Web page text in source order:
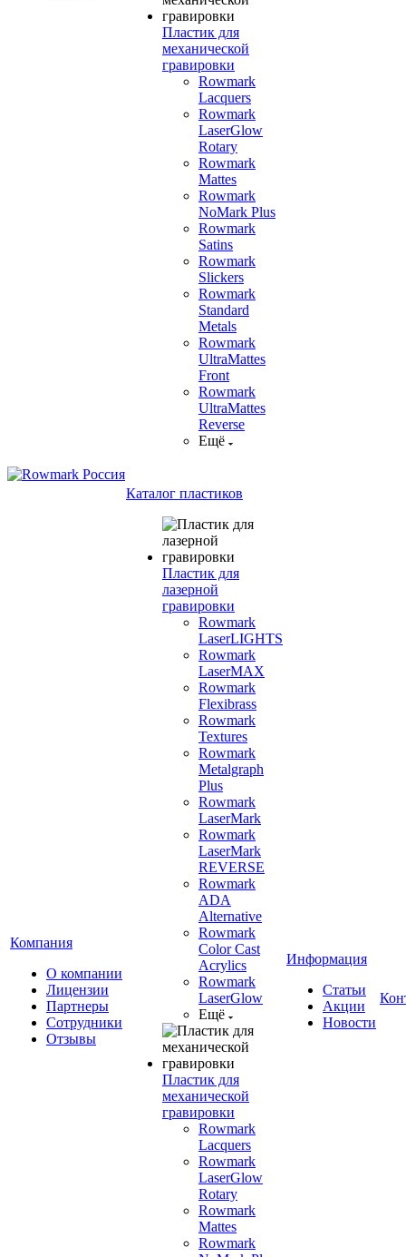
Пластик для
механической
гравировки
Rowmark
Lacquers
Rowmark
LaserGlow
Rotary
Rowmark
Mattes
Rowmark
NoMark Plus
Rowmark
Satins
Rowmark
Slickers
Rowmark
Standard
Metals
Rowmark
UltraMattes
Front
Rowmark
UltraMattes
Reverse
Ещё
Компания
О компании
Лицензии
Партнеры
Сотрудники
Отзывы
Каталог пластиков
Пластик для
лазерной
гравировки
Rowmark
LaserLIGHTS
Rowmark
LaserMAX
Rowmark
Flexibrass
Rowmark
Textures
Rowmark
Metalgraph
Plus
Rowmark
LaserMark
Rowmark
LaserMark
REVERSE
Rowmark
ADA
Alternative
Rowmark
Color Cast
Acrylics
Rowmark
LaserGlow
Ещё
Пластик для
механической
гравировки
Rowmark
Lacquers
Rowmark
LaserGlow
Rotary
Rowmark
Mattes
Rowmark
Информация
Статьи
Акции
Новости